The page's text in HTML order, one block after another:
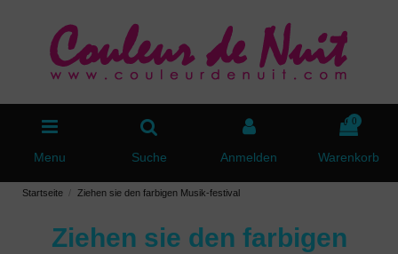
Menu Suche Anmelden
0
Warenkorb
Startseite Ziehen sie den farbigen Musik-festival
Ziehen sie den farbigen